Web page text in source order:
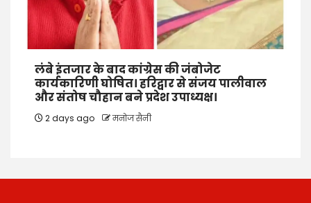
लंबे इंतजार के बाद कांग्रेस की जंबोजेट
कार्यकारिणी घोषित। हरिद्वार से संजय पालीवाल
और संतोष चौहान बने प्रदेश उपाध्यक्ष।
2 days ago मनोज सैनी